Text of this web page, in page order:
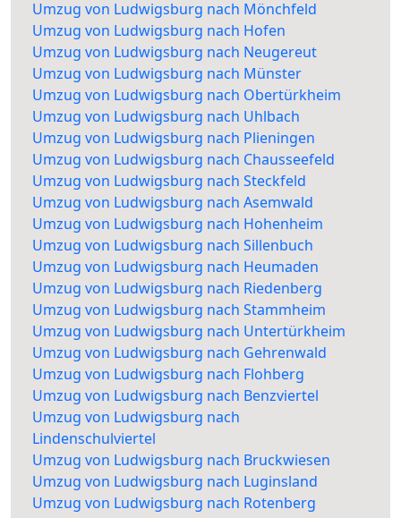
Umzug von Ludwigsburg nach Mönchfeld
Umzug von Ludwigsburg nach Hofen
Umzug von Ludwigsburg nach Neugereut
Umzug von Ludwigsburg nach Münster
Umzug von Ludwigsburg nach Obertürkheim
Umzug von Ludwigsburg nach Uhlbach
Umzug von Ludwigsburg nach Plieningen
Umzug von Ludwigsburg nach Chausseefeld
Umzug von Ludwigsburg nach Steckfeld
Umzug von Ludwigsburg nach Asemwald
Umzug von Ludwigsburg nach Hohenheim
Umzug von Ludwigsburg nach Sillenbuch
Umzug von Ludwigsburg nach Heumaden
Umzug von Ludwigsburg nach Riedenberg
Umzug von Ludwigsburg nach Stammheim
Umzug von Ludwigsburg nach Untertürkheim
Umzug von Ludwigsburg nach Gehrenwald
Umzug von Ludwigsburg nach Flohberg
Umzug von Ludwigsburg nach Benzviertel
Umzug von Ludwigsburg nach
Lindenschulviertel
Umzug von Ludwigsburg nach Bruckwiesen
Umzug von Ludwigsburg nach Luginsland
Umzug von Ludwigsburg nach Rotenberg